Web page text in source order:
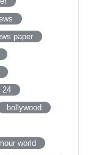
paper
24
bollywood
world